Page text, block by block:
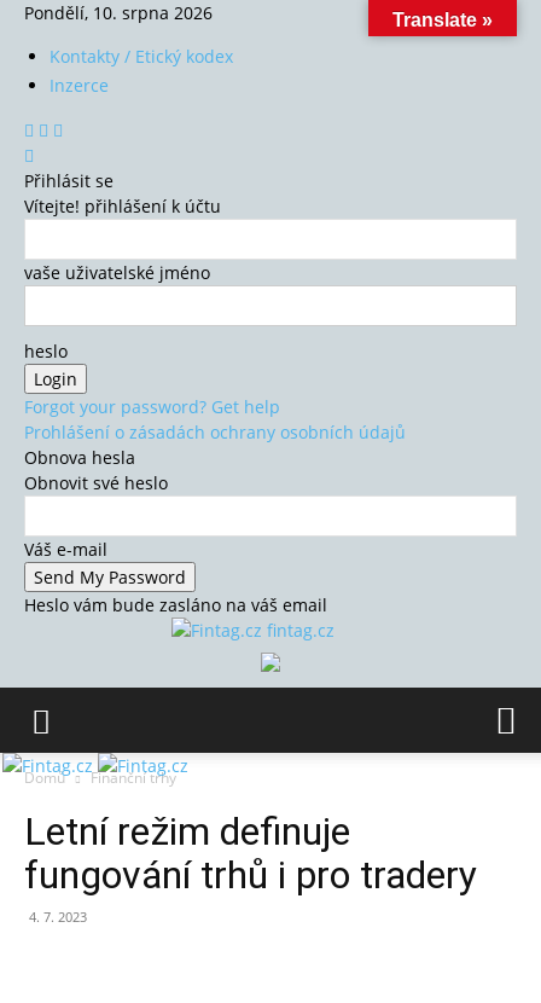
Pondělí, 10. srpna 2026
Kontakty / Etický kodex
Inzerce
Přihlásit se
Vítejte! přihlášení k účtu
vaše uživatelské jméno
heslo
Forgot your password? Get help
Prohlášení o zásadách ochrany osobních údajů
Obnova hesla
Obnovit své heslo
Váš e-mail
Heslo vám bude zasláno na váš email
fintag.cz
Domů Finanční trhy
Letní režim definuje
fungování trhů i pro tradery
4. 7. 2023
Translate »